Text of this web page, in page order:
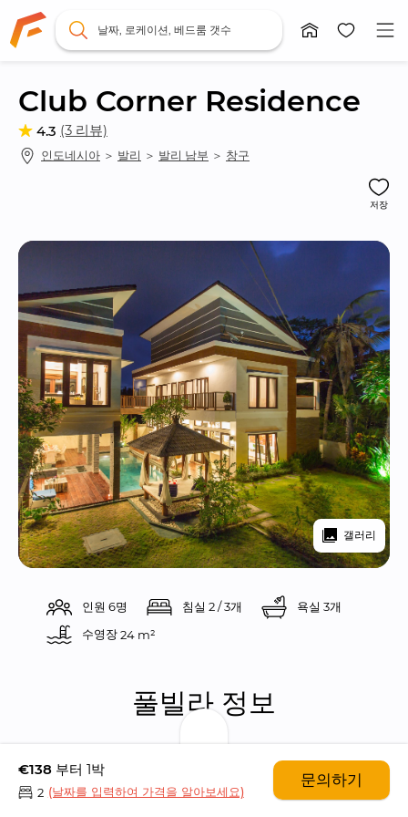
날짜, 로케이션, 베드룸 갯수
Club Corner Residence
4.3 (3 리뷰)
인도네시아 ＞ 발리 ＞ 발리 남부 ＞ 창구
저장
갤러리
인원 6명 침실 2 / 3개
욕실 3개
수영장 24 m²
풀빌라 정보
풀빌라 클럽 코너 레지던스는 모던한 디자인이 돋보
이는 3개의 침실들과 욕실들을 갖춘 풀빌라입니다.
€138 부터 1박
2 (날짜를 입력하여 가격을 알아보세요)
문의하기